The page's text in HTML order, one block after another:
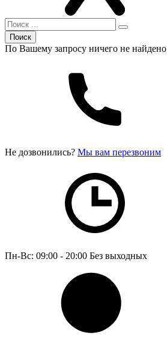
Поиск
По Вашему запросу ничего не найдено
Не дозвонились? Мы вам перезвоним
Пн-Вс: 09:00 - 20:00 Без выходных